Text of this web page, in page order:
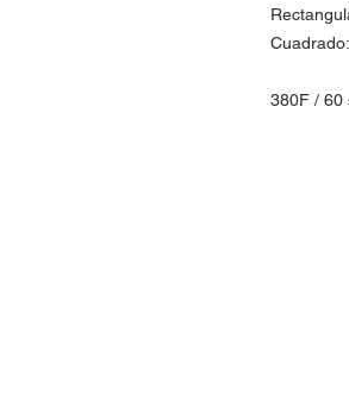
380F / 60